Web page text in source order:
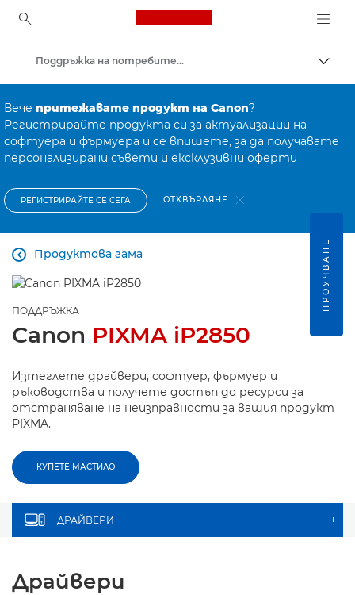
Canon Logo, back to
Поддръжка на потребителски продукти
Вече притежавате продукт на Canon?
Регистрирайте продукта си за актуализации на
софтуера и фърмуера и се впишете, за да получавате
персонализирани съвети и ексклузивни оферти
РЕГИСТРИРАЙТЕ СЕ СЕГА ОТХВЪРЛЯНЕ
Продуктова гама

ПОДДРЪЖКА
Canon PIXMA iP2850
Изтеглете драйвери, софтуер, фърмуер и
ръководства и получете достъп до ресурси за
отстраняване на неизправности за вашия продукт
PIXMA.
КУПЕТЕ МАСТИЛО
ДРАЙВЕРИ +
Драйвери
ПРОУЧВАНЕ